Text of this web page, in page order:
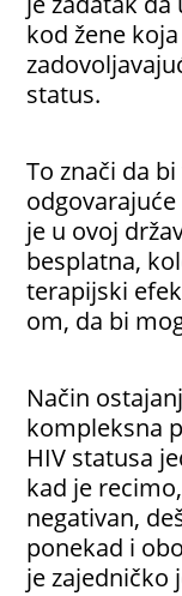
kod žene
status.
To znači da
je u ovoj
besplatna,
terapijski
om, da bi
Način
kompleksna
HIV statusa
kad je
negativan,
ponekad i
je zajedničko